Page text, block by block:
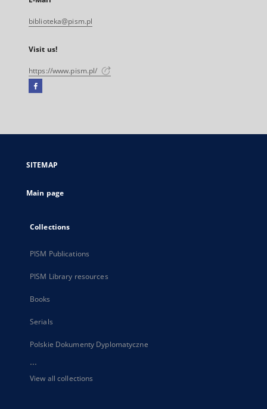
biblioteka@pism.pl
Visit us!
https://www.pism.pl/
Facebook
open
new
SITEMAP
Main page
Collections
PISM Publications
PISM Library resources
Books
Serials
Polskie Dokumenty Dyplomatyczne
...
View all collections